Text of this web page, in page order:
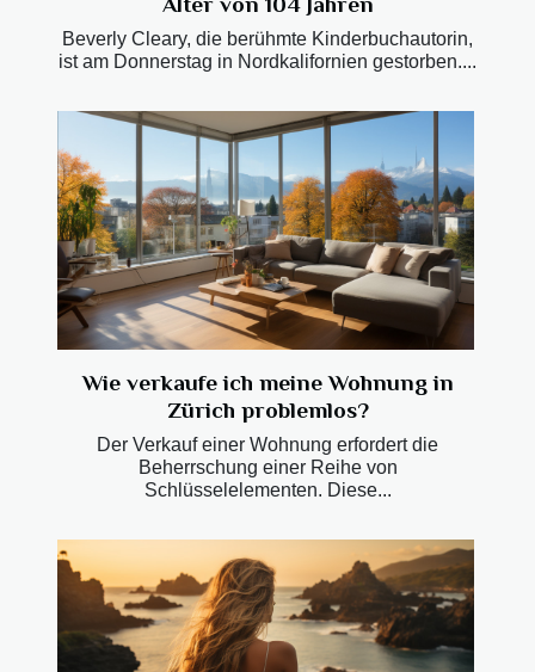
Beverly Cleary, die berühmte Kinderbuchautorin,
ist am Donnerstag in Nordkalifornien gestorben....
Wie verkaufe ich meine Wohnung in
Zürich problemlos?
Der Verkauf einer Wohnung erfordert die
Beherrschung einer Reihe von
Schlüsselelementen. Diese...